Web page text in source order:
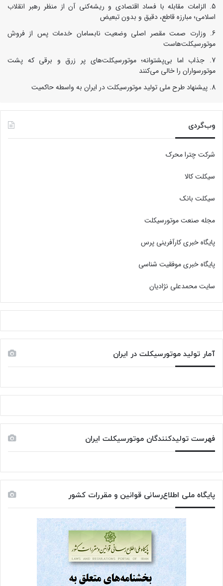
الزامات مقابله با فساد اقتصادی و ریشه‌کنی آن از منظر رهبر انقلاب
اسلامی؛ مبارزه قاطع، دقیق و بدون تبعیض
وزارت صمت مقصر اصلی وضعیت نابسامان خدمات پس از فروش
موتورسیکلت‌هاست
جذاب اما بی‌پشتوانه؛ موتورسیکلت‌های پر زرق‌ و برقی که پشت
موتورسواران را خالی می‌کنند
پیشنهاد طرح ملی تولید موتورسیکلت در ایران به واسطه حاکمیت
وب‌گردی
شرکت چترا محرک
سیکلت کالا
سیکلت بانک
مجله صنعت موتورسیکلت
پایگاه خبری کارآفرینی پرس
پایگاه خبری موفقیت شناسی
سایت محمدعلی نژادیان
آمار تولید موتورسیکلت در ایران
فهرست تولیدکنندگان موتورسیکلت ایران
پایگاه ملی اطلاع‌رسانی قوانین و مقررات کشور